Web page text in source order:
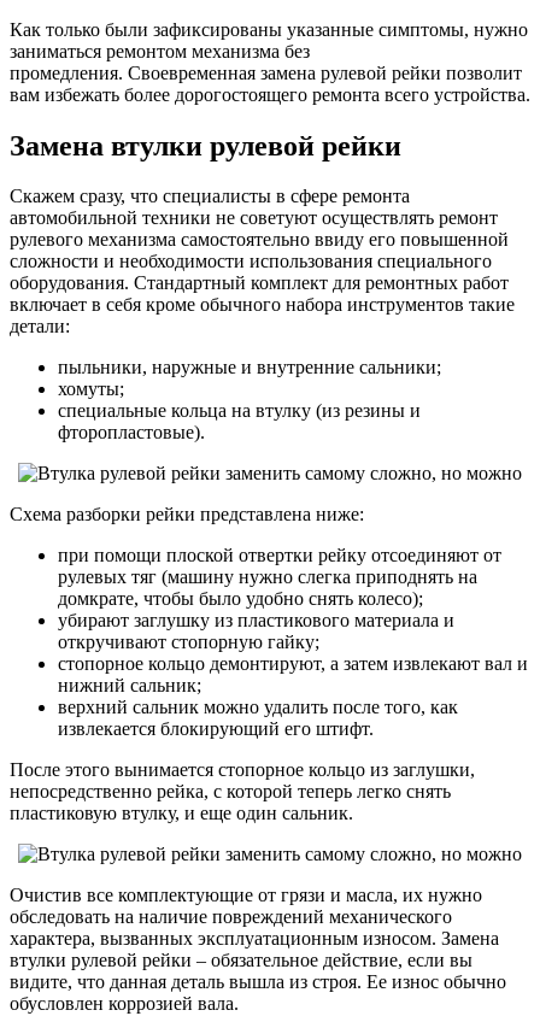
Как только были зафиксированы указанные симптомы, нужно
заниматься ремонтом механизма без
промедления. Своевременная замена рулевой рейки позволит
вам избежать более дорогостоящего ремонта всего устройства.
Замена втулки рулевой рейки
Скажем сразу, что специалисты в сфере ремонта
автомобильной техники не советуют осуществлять ремонт
рулевого механизма самостоятельно ввиду его повышенной
сложности и необходимости использования специального
оборудования. Стандартный комплект для ремонтных работ
включает в себя кроме обычного набора инструментов такие
детали:
пыльники, наружные и внутренние сальники;
хомуты;
специальные кольца на втулку (из резины и
фторопластовые).
Схема разборки рейки представлена ниже:
при помощи плоской отвертки рейку отсоединяют от
рулевых тяг (машину нужно слегка приподнять на
домкрате, чтобы было удобно снять колесо);
убирают заглушку из пластикового материала и
откручивают стопорную гайку;
стопорное кольцо демонтируют, а затем извлекают вал и
нижний сальник;
верхний сальник можно удалить после того, как
извлекается блокирующий его штифт.
После этого вынимается стопорное кольцо из заглушки,
непосредственно рейка, с которой теперь легко снять
пластиковую втулку, и еще один сальник.
Очистив все комплектующие от грязи и масла, их нужно
обследовать на наличие повреждений механического
характера, вызванных эксплуатационным износом. Замена
втулки рулевой рейки – обязательное действие, если вы
видите, что данная деталь вышла из строя. Ее износ обычно
обусловлен коррозией вала.